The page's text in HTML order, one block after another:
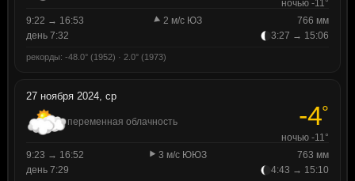
ночью -11°
9:22 → 16:53
2 м/с ЮЗ
766 мм
день 7:32
3:27 → 15:06
рекорды: -48.0° (1952) · 2.0° (1973)
27 ноября 2024, ср
переменная облачность -4°
ночью -11°
9:23 → 16:52
3 м/с ЮЮЗ
763 мм
день 7:29
4:43 → 15:10